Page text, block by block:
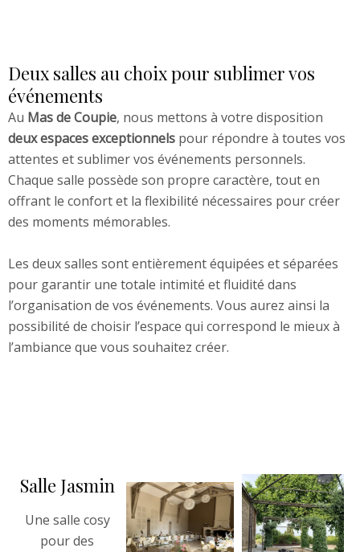
Deux salles au choix pour sublimer vos
événements
Au Mas de Coupie, nous mettons à votre disposition
deux espaces exceptionnels pour répondre à toutes vos
attentes et sublimer vos événements personnels.
Chaque salle possède son propre caractère, tout en
offrant le confort et la flexibilité nécessaires pour créer
des moments mémorables.
Les deux salles sont entièrement équipées et séparées
pour garantir une totale intimité et fluidité dans
l’organisation de vos événements. Vous aurez ainsi la
possibilité de choisir l’espace qui correspond le mieux à
l’ambiance que vous souhaitez créer.
Salle Jasmin
Une salle cosy
pour des